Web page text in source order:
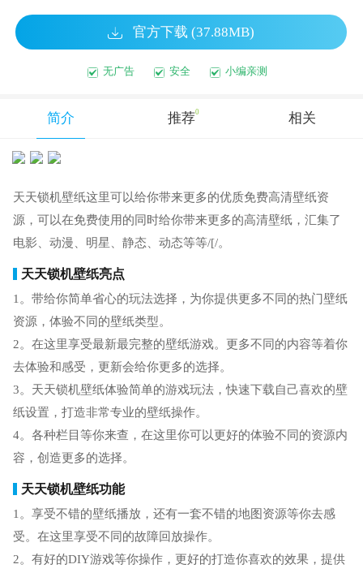
官方下载 (37.88MB)
无广告 安全 小编亲测
简介 推荐0 相关
天天锁机壁纸这里可以给你带来更多的优质免费高清壁纸资
源，可以在免费使用的同时给你带来更多的高清壁纸，汇集了
电影、动漫、明星、静态、动态等等/[/。
天天锁机壁纸亮点
1。带给你简单省心的玩法选择，为你提供更多不同的热门壁纸
资源，体验不同的壁纸类型。
2。在这里享受最新最完整的壁纸游戏。更多不同的内容等着你
去体验和感受，更新会给你更多的选择。
3。天天锁机壁纸体验简单的游戏玩法，快速下载自己喜欢的壁
纸设置，打造非常专业的壁纸操作。
4。各种栏目等你来查，在这里你可以更好的体验不同的资源内
容，创造更多的选择。
天天锁机壁纸功能
1。享受不错的壁纸播放，还有一套不错的地图资源等你去感
受。在这里享受不同的故障回放操作。
2。有好的DIY游戏等你操作，更好的打造你喜欢的效果，提供